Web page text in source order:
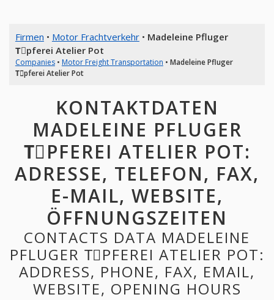
Firmen • Motor Frachtverkehr• Madeleine Pfluger
Tِpferei Atelier Pot
Companies• Motor Freight Transportation • Madeleine Pfluger
Tِpferei Atelier Pot
KONTAKTDATEN
MADELEINE PFLUGER
TِPFEREI ATELIER POT:
ADRESSE, TELEFON, FAX,
E-MAIL, WEBSITE,
ÖFFNUNGSZEITEN
CONTACTS DATA MADELEINE
PFLUGER TِPFEREI ATELIER POT:
ADDRESS, PHONE, FAX, EMAIL,
WEBSITE, OPENING HOURS